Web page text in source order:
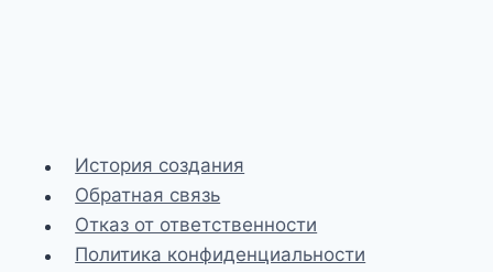
История создания
Обратная связь
Отказ от ответственности
Политика конфиденциальности